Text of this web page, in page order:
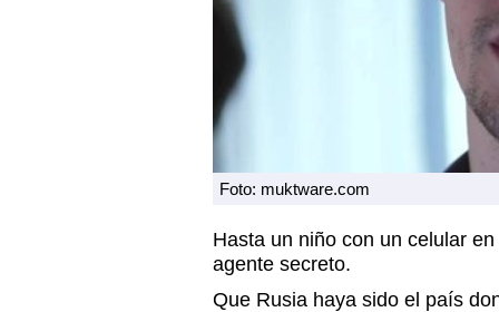
Foto: muktware.com
Hasta un niño con un celular
agente secreto.
Que Rusia haya sido el país